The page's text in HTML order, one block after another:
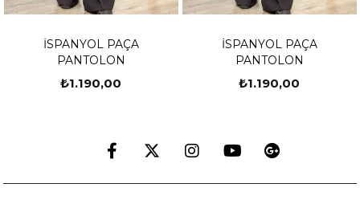
İSPANYOL PAÇA
PANTOLON
₺1.190,00
İSPANYOL PAÇA
PANTOLON
₺1.190,00